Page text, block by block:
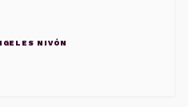
NIVÓN